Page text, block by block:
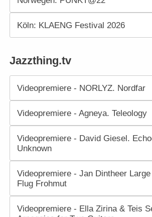
Köln: KLAENG Festival 2026
Jazzthing.tv
Videopremiere - NORLYZ. Nordfar
Videopremiere - Agneya. Teleology
Videopremiere - David Giesel.
Unknown
Videopremiere - Jan Dintheer
Flug Frohmut
Videopremiere - Ella Zirina & Teis